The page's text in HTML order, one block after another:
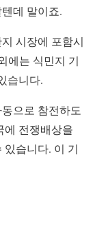
데 말이죠.
시장에 포함시
에는 식민지 기
습니다.
으로 참전하도
에 전쟁배상을
습니다. 이 기